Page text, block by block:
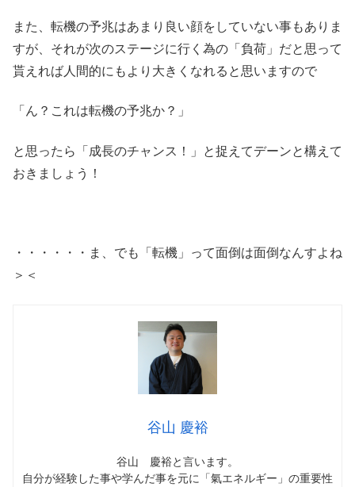
また、転機の予兆はあまり良い顔をしていない事もありま
すが、それが次のステージに行く為の「負荷」だと思って
貰えれば人間的にもより大きくなれると思いますので
「ん？これは転機の予兆か？」
と思ったら「成長のチャンス！」と捉えてデーンと構えて
おきましょう！
・・・・・・ま、でも「転機」って面倒は面倒なんすよね
＞＜
谷山 慶裕
谷山 慶裕と言います。
自分が経験した事や学んだ事を元に「氣エネルギー」の重要性